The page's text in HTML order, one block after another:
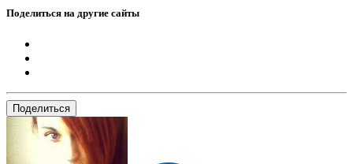
Поделиться на другие сайты
Поделиться